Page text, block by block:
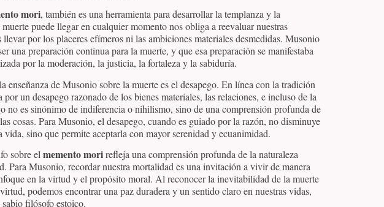
mori, también es una herramienta para desarrollar la templanza y la
puede llegar en cualquier momento nos obliga a reevaluar nuestras
por los placeres efímeros ni las ambiciones materiales desmedidas. Musonio
una preparación continua para la muerte, y que esa preparación se manifestaba
por la moderación, la justicia, la fortaleza y la sabiduría.
enseñanza de Musonio sobre la muerte es el desapego. En línea con la tradición
un desapego razonado de los bienes materiales, las relaciones, e incluso de la
no es sinónimo de indiferencia o nihilismo, sino de una comprensión profunda de
cosas. Para Musonio, el desapego, cuando es guiado por la razón, no disminuye
sino que permite aceptarla con mayor serenidad y ecuanimidad.
sobre el memento morirefleja una comprensión profunda de la naturaleza
Para Musonio, recordar nuestra mortalidad es una invitación a vivir de manera
en la virtud y el propósito moral. Al reconocer la inevitabilidad de la muerte
podemos encontrar una paz duradera y un sentido claro en nuestras vidas,
filósofo estoico.